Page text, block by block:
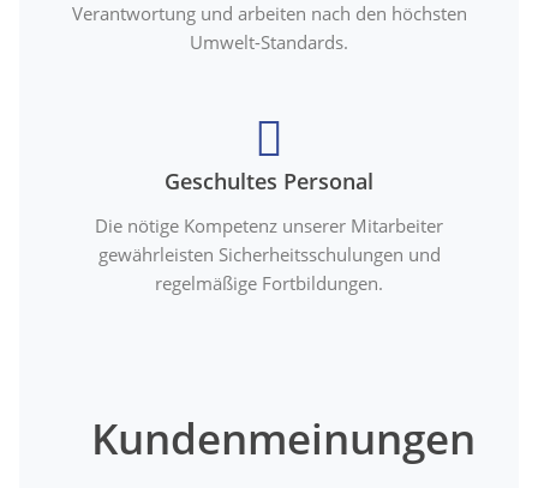
Verantwortung und arbeiten nach den höchsten
Umwelt-Standards.
Geschultes Personal
Die nötige Kompetenz unserer Mitarbeiter
gewährleisten Sicherheitsschulungen und
regelmäßige Fortbildungen.
Kundenmeinungen